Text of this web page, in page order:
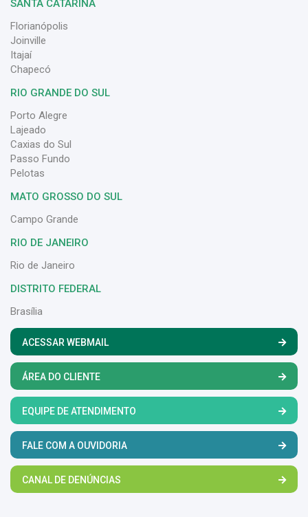
SANTA CATARINA
Florianópolis
Joinville
Itajaí
Chapecó
RIO GRANDE DO SUL
Porto Alegre
Lajeado
Caxias do Sul
Passo Fundo
Pelotas
MATO GROSSO DO SUL
Campo Grande
RIO DE JANEIRO
Rio de Janeiro
DISTRITO FEDERAL
Brasília
ACESSAR WEBMAIL
ÁREA DO CLIENTE
EQUIPE DE ATENDIMENTO
FALE COM A OUVIDORIA
CANAL DE DENÚNCIAS